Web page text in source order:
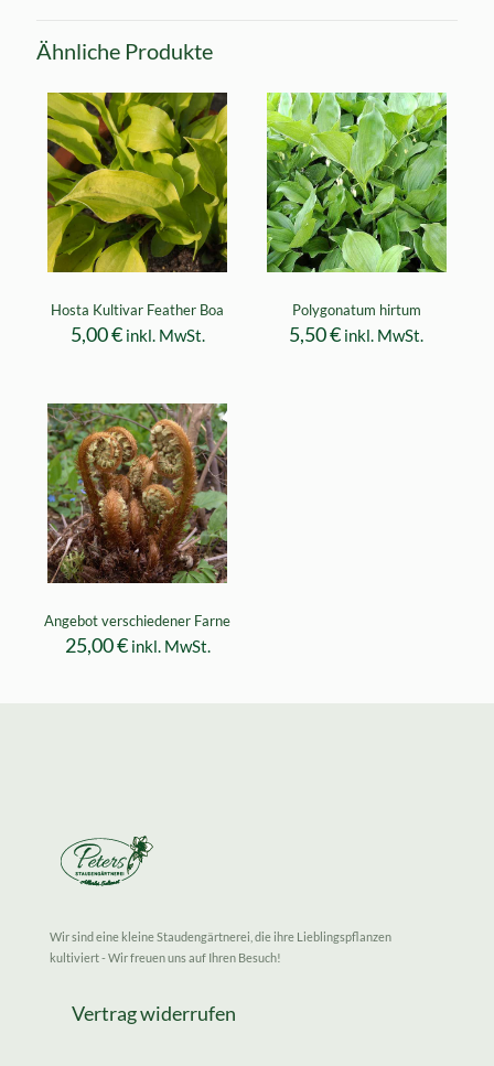
Ähnliche Produkte
Hosta Kultivar Feather Boa
5,00€ inkl. MwSt.
Polygonatum hirtum
5,50€ inkl. MwSt.
Angebot verschiedener Farne
25,00€ inkl. MwSt.
Wir sind eine kleine Staudengärtnerei, die ihre Lieblingspflanzen
kultiviert - Wir freuen uns auf Ihren Besuch!
Vertrag widerrufen